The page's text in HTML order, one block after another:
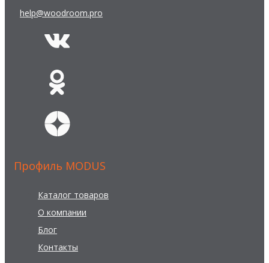
help@woodroom.pro
Профиль MODUS
Каталог товаров
О компании
Блог
Контакты